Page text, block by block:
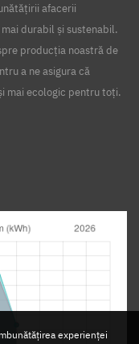
experienței
afacerii
durabil și sustenabil.
producția noastră de
a ne asigura că
mai ecologic pentru toți.